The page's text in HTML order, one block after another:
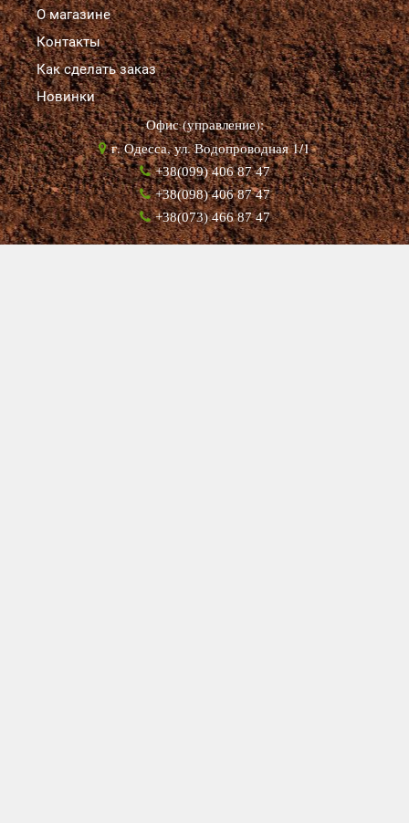
О магазине
Контакты
Как сделать заказ
Новинки
Офис (управление):
г. Одесса, ул. Водопроводная 1/1
+38(099) 406 87 47
+38(098) 406 87 47
+38(073) 466 87 47